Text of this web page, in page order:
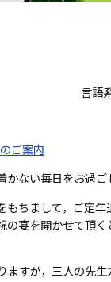
言語
ご案内
ない毎日をお過ご
ちまして，ご定年
宴を開かせて頂
すが，三人の先